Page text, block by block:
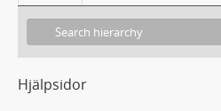
HjälpsidorL277 - Olof Widgrens samling